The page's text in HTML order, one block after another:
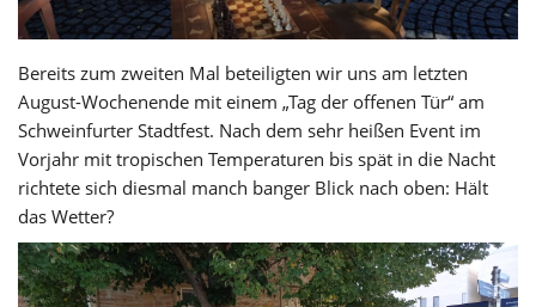
Bereits zum zweiten Mal beteiligten wir uns am letzten
August-Wochenende mit einem „Tag der offenen Tür“ am
Schweinfurter Stadtfest. Nach dem sehr heißen Event im
Vorjahr mit tropischen Temperaturen bis spät in die Nacht
richtete sich diesmal manch banger Blick nach oben: Hält
das Wetter?